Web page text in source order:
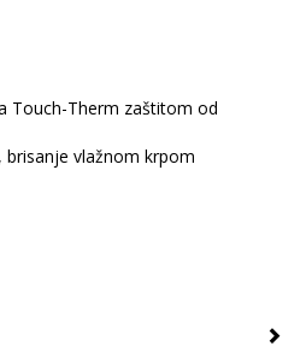
Touch-Therm zaštitom od
brisanje vlažnom krpom